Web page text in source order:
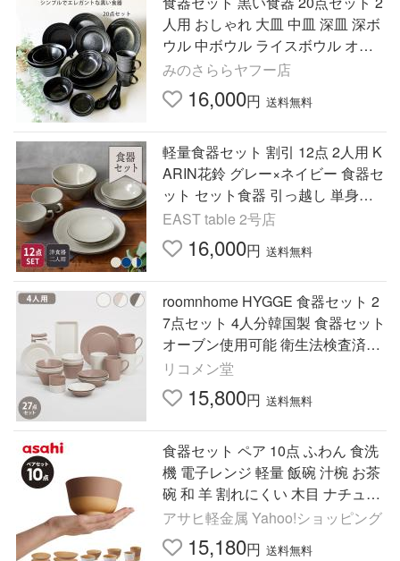
人用 おしゃれ 大皿 中皿 深皿 深ボ
ウル 中ボウル ライスボウル オー
トミールボウル 小皿 マグカップ
レンゲ 10種類各2
みのさららヤフー店
16,000円 送料無料
軽量食器セット 割引 12点 2人用 K
ARIN花鈴 グレー×ネイビー 食器セ
ット セット食器 引っ越し 単身赴
任 新生活 ペア食器 二人用 大皿 デ
EAST table 2号店
16,000円 送料無料
roomnhome HYGGE 食器セット 2
7点セット 4人分韓国製 食器セット
オーブン使用可能 衛生法検査済み
食器 お皿 皿 プレート 小皿 ボウル
大皿 おしゃれ 代引不可
リコメン堂
15,800円 送料無料
食器セット ペア 10点 ふわん 食洗
機 電子レンジ 軽量 飯碗 汁椀 お茶
碗 和 羊 割れにくい 木目 ナチュラ
ル ギフト プレゼント アサヒ軽金
属 公式
アサヒ軽金属 Yahoo!ショッピング
15,180円 送料無料